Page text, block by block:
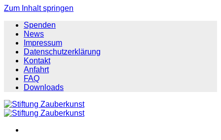
Zum Inhalt springen
Spenden
News
Impressum
Datenschutzerklärung
Kontakt
Anfahrt
FAQ
Downloads